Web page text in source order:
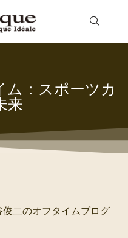
ム：スポーツカ
来
俊二のオフタイムブログ